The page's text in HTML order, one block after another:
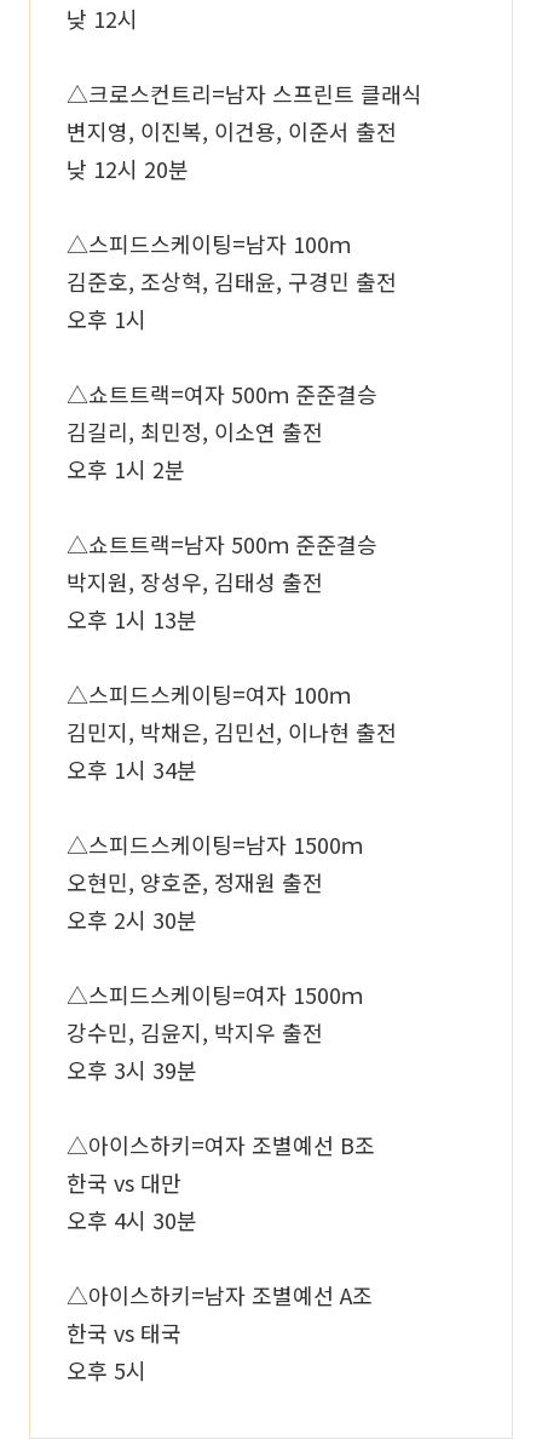
낮 12시
△크로스컨트리=남자 스프린트 클래식
변지영, 이진복, 이건용, 이준서 출전
낮 12시 20분
△스피드스케이팅=남자 100ｍ
김준호, 조상혁, 김태윤, 구경민 출전
오후 1시
△쇼트트랙=여자 500ｍ 준준결승
김길리, 최민정, 이소연 출전
오후 1시 2분
△쇼트트랙=남자 500ｍ 준준결승
박지원, 장성우, 김태성 출전
오후 1시 13분
△스피드스케이팅=여자 100ｍ
김민지, 박채은, 김민선, 이나현 출전
오후 1시 34분
△스피드스케이팅=남자 1500ｍ
오현민, 양호준, 정재원 출전
오후 2시 30분
△스피드스케이팅=여자 1500ｍ
강수민, 김윤지, 박지우 출전
오후 3시 39분
△아이스하키=여자 조별예선 B조
한국 vs 대만
오후 4시 30분
△아이스하키=남자 조별예선 A조
한국 vs 태국
오후 5시